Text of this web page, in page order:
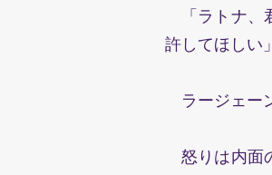
「ラトナ、
許してほし
ラージェー
怒りは内面